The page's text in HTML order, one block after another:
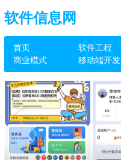
软件信息网
首页 软件工程
商业模式
移动端开发